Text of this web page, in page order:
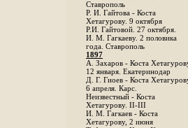
Ставрополь
Р. И. Гайтова - Коста
Хетагурову. 9 октября
Р.И. Гайтовой. 27 октября.
И. М. Гагкаеву. 2 половика
года. Ставрополь
1897
А. Захаров - Коста
12 января. Екатеринодар
Д. Г. Гиоев - Коста
6 апреля. Карс.
Неизвестный - Коста
Хетагурову. II-III
И. М. Гагкаев - Коста
Хетагурову, 2 июня